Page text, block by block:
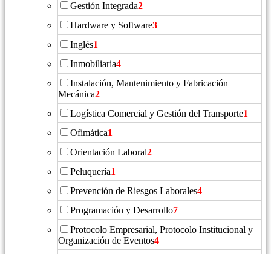
Gestión Integrada2
Hardware y Software3
Inglés1
Inmobiliaria4
Instalación, Mantenimiento y Fabricación
Mecánica2
Logística Comercial y Gestión del Transporte1
Ofimática1
Orientación Laboral2
Peluquería1
Prevención de Riesgos Laborales4
Programación y Desarrollo7
Protocolo Empresarial, Protocolo Institucional y
Organización de Eventos4